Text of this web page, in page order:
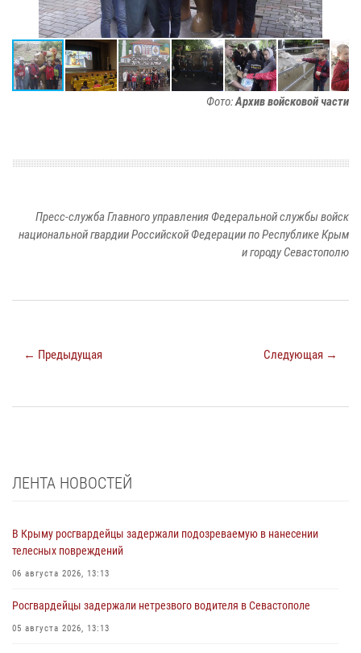
Фото:Архив войсковой части
Пресс-служба Главного управления Федеральной службы войск
национальной гвардии Российской Федерации по Республике Крым
и городу Севастополю
← Предыдущая Следующая →
ЛЕНТА НОВОСТЕЙ
В Крыму росгвардейцы задержали подозреваемую в нанесении
телесных повреждений
06 августа 2026, 13:13
Росгвардейцы задержали нетрезвого водителя в Севастополе
05 августа 2026, 13:13